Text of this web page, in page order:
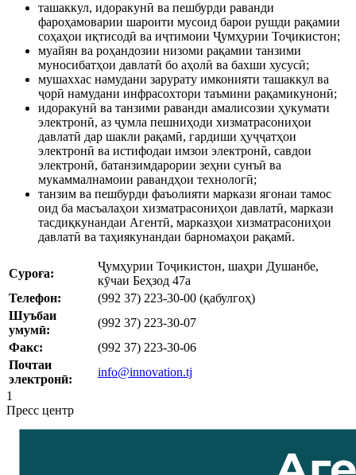
ташаккул, идоракунӣ ва пешбурди раванди
фароҳамоварии шароити мусоид барои рушди рақамии
соҳаҳои иқтисодӣ ва иҷтимоии Ҷумҳурии Тоҷикистон;
муайян ва роҳандозии низоми рақамии танзими
муносибатҳои давлатӣ бо аҳолӣ ва бахши хусусӣ;
мушаххас намудани зарурату имконияти ташаккул ва
ҷорӣ намудани инфрасохтори таъмини рақамикунонӣ;
идоракунӣ ва танзими раванди амалисозии ҳукумати
электронӣ, аз ҷумла пешниҳоди хизматрасониҳои
давлатӣ дар шакли рақамӣ, гардиши ҳуҷҷатҳои
электронӣ ва истифодаи имзои электронӣ, савдои
электронӣ, батанзимдарории зеҳни сунъӣ ва
мукаммалнамоии равандҳои технологӣ;
танзим ва пешбурди фаъолияти маркази ягонаи тамос
оид ба масъалаҳои хизматрасониҳои давлатӣ, маркази
тасдиқкунандаи Агентӣ, марказҳои хизматрасониҳои
давлатӣ ва таҳиякунандаи барномаҳои рақамӣ.
Суроға:
Ҷумҳурии Тоҷикистон, шаҳри Душанбе,
кӯчаи Беҳзод 47а
Телефон:
(992 37) 223-30-00 (қабулгоҳ)
Шуъбаи
умумӣ:
(992 37) 223-30-07
Факс:
(992 37) 223-30-06
Почтаи
электронӣ:
info@innovation.tj
1
Пресс центр